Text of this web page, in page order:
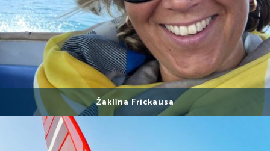
Žaklīna Frickausa